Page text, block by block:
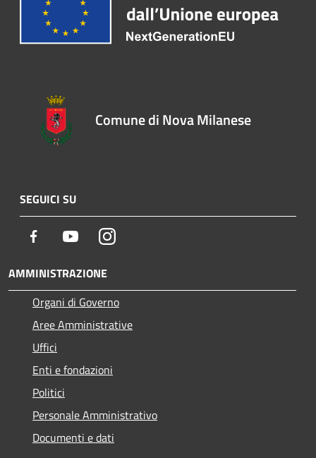
Comune di Nova Milanese
SEGUICI SU
Facebook YoutubeInstagram
AMMINISTRAZIONE
Organi di Governo
Aree Amministrative
Uffici
Enti e fondazioni
Politici
Personale Amministrativo
Documenti e dati